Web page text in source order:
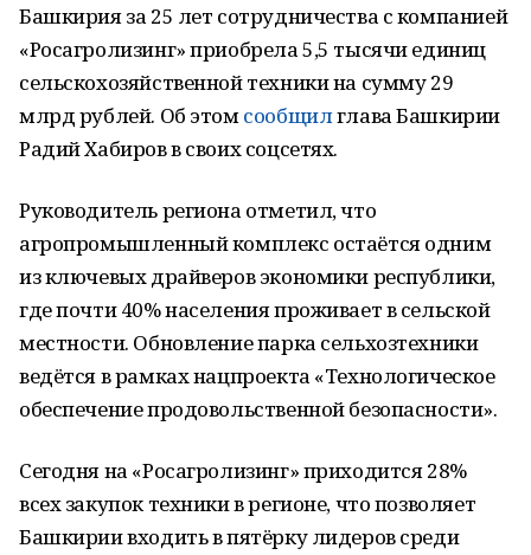
Башкирия за 25 лет сотрудничества с компанией
«Росагролизинг» приобрела 5,5 тысячи единиц
сельскохозяйственной техники на сумму 29
млрд рублей. Об этомсообщилглава Башкирии
Радий Хабиров в своих соцсетях.
Руководитель региона отметил, что
агропромышленный комплекс остаётся одним
из ключевых драйверов экономики республики,
где почти 40% населения проживает в сельской
местности. Обновление парка сельхозтехники
ведётся в рамках нацпроекта «Технологическое
обеспечение продовольственной безопасности».
Сегодня на «Росагролизинг» приходится 28%
всех закупок техники в регионе, что позволяет
Башкирии входить в пятёрку лидеров среди